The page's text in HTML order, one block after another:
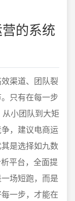
的系统
渠道、团队裂
只有在每一步
小团队到大矩
，建议电商运
是选择如九数
平台，全面提
场短跑，而是
一步，才能在